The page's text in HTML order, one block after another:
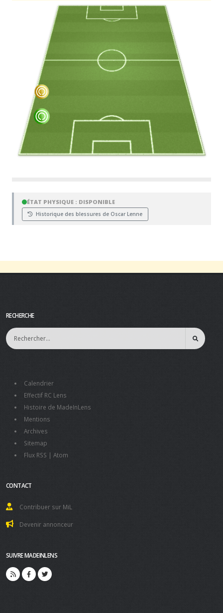
ÉTAT PHYSIQUE : DISPONIBLE
Historique des blessures de Oscar Lenne
RECHERCHE
Calendrier
Effectif RC Lens
Histoire de MadeInLens
Mentions
Archives
Sitemap
Flux RSS | Atom
CONTACT
Contribuer sur MiL
Devenir annonceur
SUIVRE MADEINLENS